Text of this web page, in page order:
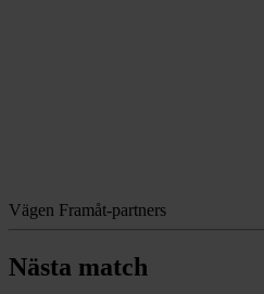
Vägen Framåt-partners
Nästa match